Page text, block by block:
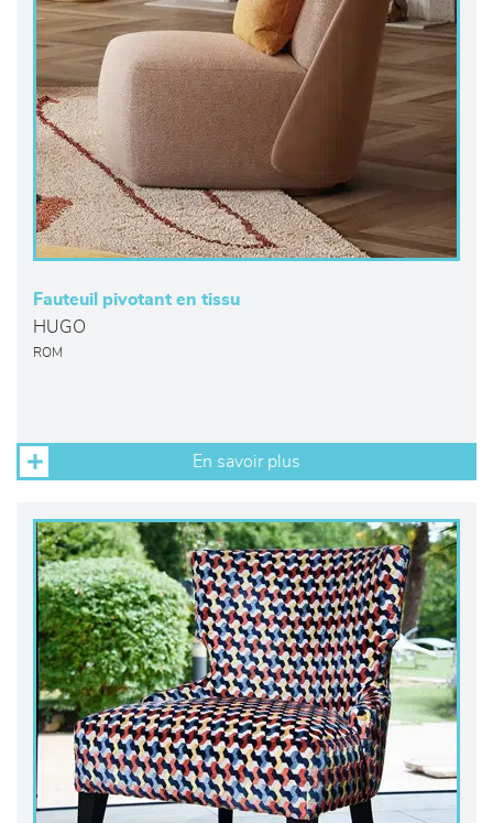
Fauteuil pivotant en tissu
HUGO
ROM
En savoir plus